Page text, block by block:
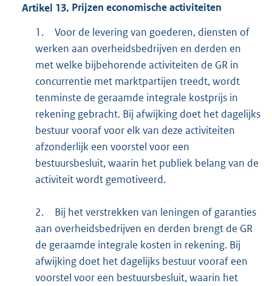
Artikel 13. Prijzen economische activiteiten
1.
Voor de levering van goederen, diensten of
werken aan overheidsbedrijven en derden en
met welke bijbehorende activiteiten de GR in
concurrentie met marktpartijen treedt, wordt
tenminste de geraamde integrale kostprijs in
rekening gebracht. Bij afwijking doet het dagelijks
bestuur vooraf voor elk van deze activiteiten
afzonderlijk een voorstel voor een
bestuursbesluit, waarin het publiek belang van de
activiteit wordt gemotiveerd.
2.
Bij het verstrekken van leningen of garanties
aan overheidsbedrijven en derden brengt de GR
de geraamde integrale kosten in rekening. Bij
afwijking doet het dagelijks bestuur vooraf een
voorstel voor een bestuursbesluit, waarin het